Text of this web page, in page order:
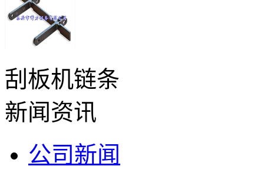
刮板机链条
新闻资讯
公司新闻